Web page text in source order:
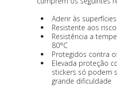
Aderir às
Resistente aos
Resistência a
80°C
Protegidos contra
Elevada proteção
stickers só podem
grande dificuldade